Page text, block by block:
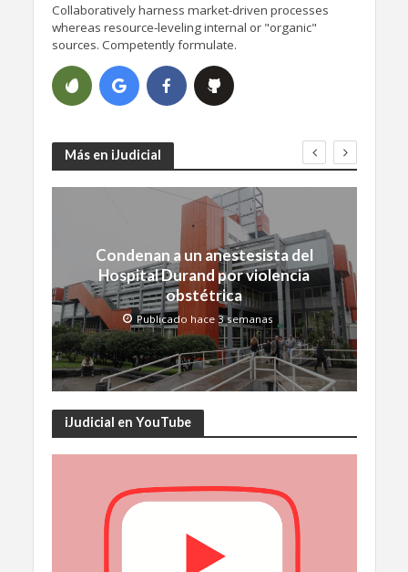
Collaboratively harness market-driven processes
whereas resource-leveling internal or "organic"
sources. Competently formulate.
Más en iJudicial
Condenan a un anestesista del
Hospital Durand por violencia
obstétrica
Publicado hace 3 semanas
iJudicial en YouTube